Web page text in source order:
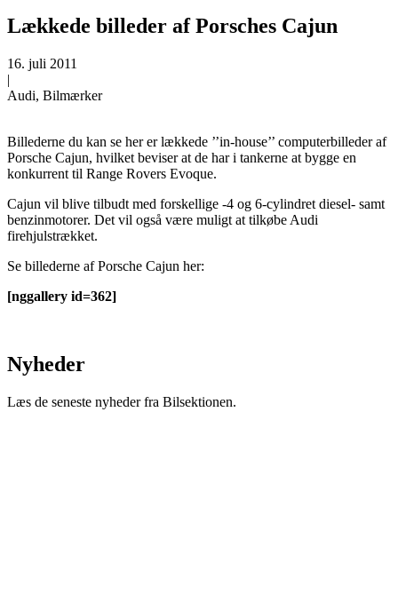
Lækkede billeder af Porsches Cajun
16. juli 2011
|
Audi, Bilmærker
Billederne du kan se her er lækkede ’’in-house’’ computerbilleder af
Porsche Cajun, hvilket beviser at de har i tankerne at bygge en
konkurrent til Range Rovers Evoque.
Cajun vil blive tilbudt med forskellige -4 og 6-cylindret diesel- samt
benzinmotorer. Det vil også være muligt at tilkøbe Audi
firehjulstrækket.
Se billederne af Porsche Cajun her:
[nggallery id=362]
Nyheder
Læs de seneste nyheder fra Bilsektionen.